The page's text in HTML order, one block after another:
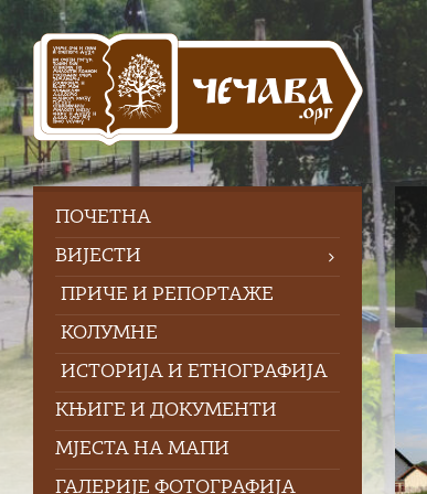
Skip
content
Skip
left
sidebar
Skip
footer
ПOЧЕТНА
ВИЈЕСТИ
ПРИЧЕ И РЕПОРТАЖЕ
КОЛУМНЕ
ИСТОРИЈА И ЕТНОГРАФИЈА
КЊИГЕ И ДОКУМЕНТИ
МЈЕСТА НА МАПИ
ГАЛЕРИЈЕ ФОТОГРАФИЈА